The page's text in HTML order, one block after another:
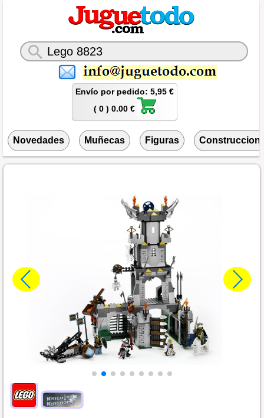
Envío por pedido: 5,95 €
( 0 ) 0.00 €
Novedades Muñecas Figuras